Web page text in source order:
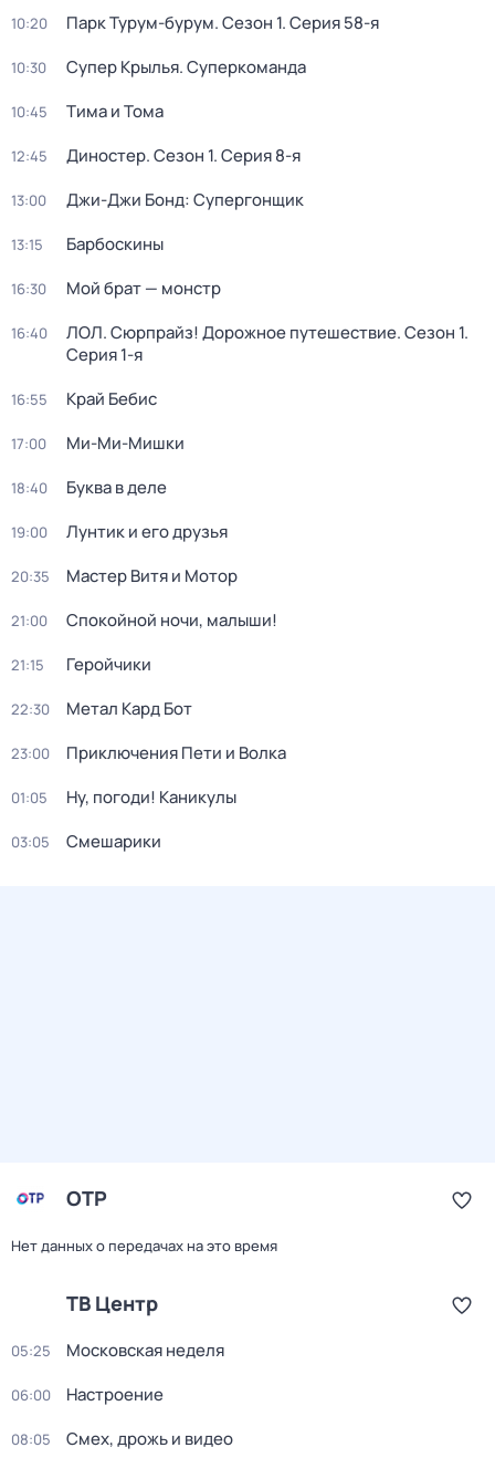
10:20 Парк Турум-бурум. Сезон 1. Серия 58-я
10:30 Супер Крылья. Суперкоманда
10:45 Тима и Тома
12:45 Диностер. Сезон 1. Серия 8-я
13:00 Джи-Джи Бонд: Супергонщик
13:15 Барбоскины
16:30 Мой брат — монстр
16:40 ЛОЛ. Сюрпрайз! Дорожное путешествие. Сезон 1.
Серия 1-я
16:55 Край Бебис
17:00 Ми-Ми-Мишки
18:40 Буква в деле
19:00 Лунтик и его друзья
20:35 Мастер Витя и Мотор
21:00 Спокойной ночи, малыши!
21:15 Геройчики
22:30 Метал Кард Бот
23:00 Приключения Пети и Волка
01:05 Ну, погоди! Каникулы
03:05 Смешарики
ОТР
Нет данных о передачах на это время
ТВ Центр
05:25 Московская неделя
06:00 Настроение
08:05 Смех, дрожь и видео